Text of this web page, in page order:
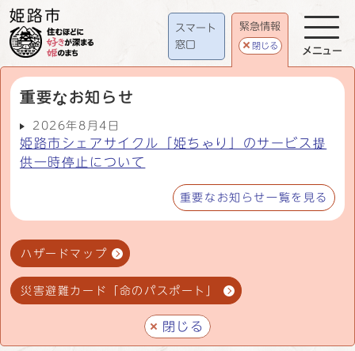
スマート
窓口
緊急情報
閉じる
重要なお知らせ
2026年8月4日
姫路市シェアサイクル「姫ちゃり」のサービス提
供一時停止について
重要なお知らせ一覧を見る
ハザードマップ
災害避難カード「命のパスポート」
閉じる
メニュー